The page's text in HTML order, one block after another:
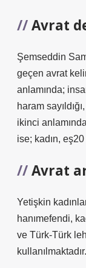
Avrat
Şemseddin
geçen avrat
anlamında;
haram
ikinci
ise; kadın, eş20
Avrat
Yetişkin
hanımefendi,
ve Türk-Türk
kullanılmaktadır.